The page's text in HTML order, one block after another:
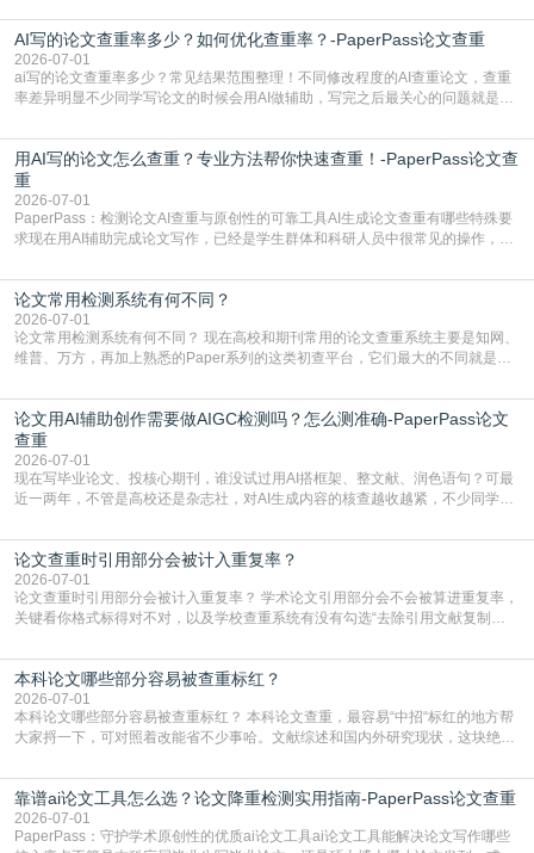
五遍还是过不了预检测的大有人在，这时候，找到靠谱的降AIGC检测率的网
站，就能少走好多弯路。PaperPass：守护学术原创性的智能伙伴AIGC生成内
容的学术合规痛点去年帮一个本科师弟改
AI写的论文查重率多少？如何优化查重率？-PaperPass论文查重
2026-07-01
ai写的论文查重率多少？常见结果范围整理！不同修改程度的AI查重论文，查重
率差异明显不少同学写论文的时候会用AI做辅助，写完之后最关心的问题就是ai
实际情况和大家想的不太一样。AI训练依赖海量公开学术文献、网络内容，生成
内容本质是按照语义概率拼接已有内容，很容易和已发布的作品撞重复，甚至会
直接引用整段已有内容，所以查重率偏高是
用AI写的论文怎么查重？专业方法帮你快速查重！-PaperPass论文查
重
2026-07-01
PaperPass：检测论文AI查重与原创性的可靠工具AI生成论文查重有哪些特殊要
求现在用AI辅助完成论文写作，已经是学生群体和科研人员中很常见的操作，不
但很多人忽略了，AI生成的内容天生带有重复风险——训练AI的数据集本身就包
含大量已公开的学术内容、网络原创内容，AI输出内容时很容易无意识拼接出重
复片
论文常用检测系统有何不同？
2026-07-01
论文常用检测系统有何不同？ 现在高校和期刊常用的论文查重系统主要是知网、
维普、万方，再加上熟悉的Paper系列的这类初查平台，它们最大的不同就是数
查数值误导。知网（CNKI）是学校定稿检测的绝对主流。本科用PMLC，含大学
生联合比对库，能比历届学长论文，硕博用VIP/TMLC，含学术论文联合比对
库，期刊投稿用AMLMC/SML
论文用AI辅助创作需要做AIGC检测吗？怎么测准确-PaperPass论文
查重
2026-07-01
现在写毕业论文、投核心期刊，谁没试过用AI搭框架、整文献、润色语句？可最
近一两年，不管是高校还是杂志社，对AI生成内容的核查越收越紧，不少同学投
真的太亏。提前做AIGC检测，已经成了很多过来人交稿前必做的一步。为什么
AIGC检测成了论文答辩投稿前的必备项？可能还有不少人觉得，我就用AI搭了个
框架，内容都是自己写的，至于做AIG
论文查重时引用部分会被计入重复率？
2026-07-01
论文查重时引用部分会被计入重复率？ 学术论文引用部分会不会被算进重复率，
关键看你格式标得对不对，以及学校查重系统有没有勾选“去除引用文献复制
独占一行，每条文献用[1][2]方括号编号、与正文一一对应，著录项符合GB/T
7714（作者、题名、刊名、年、卷期、页码齐全，标点用半角）；查重系统识别
成功后通常把这段标为引用，
本科论文哪些部分容易被查重标红？
2026-07-01
本科论文哪些部分容易被查重标红？ 本科论文查重，最容易“中招“标红的地方帮
大家捋一下，可对照着改能省不少事哈。文献综述和国内外研究现状，这块绝对
乎一模一样的话，你要是直接复制百度百科、教材或别人写好的综述段落，系统
一抓一个准，整段飘红。研究背景、意义和方法描述也是不可避免，比如“本文采
用问卷调查法““运用SPSS软件进行数据分
靠谱ai论文工具怎么选？论文降重检测实用指南-PaperPass论文查重
2026-07-01
PaperPass：守护学术原创性的优质ai论文工具ai论文工具能解决论文写作哪些